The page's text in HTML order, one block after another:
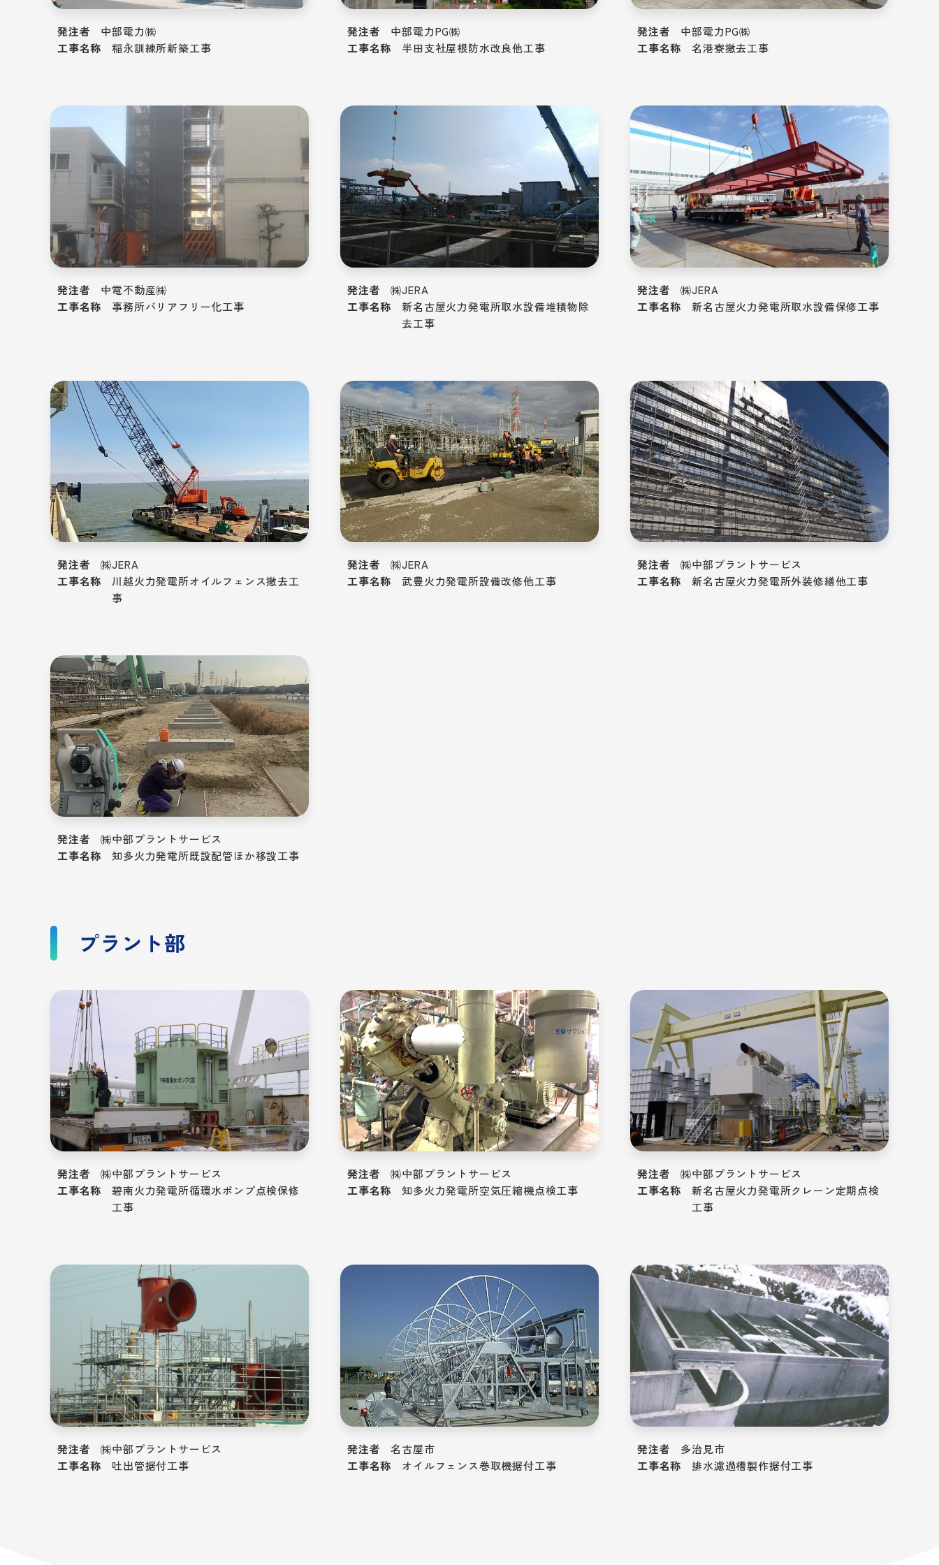
発注者
中部電力㈱
工事名称
稲永訓練所新築工事
発注者
中部電力PG㈱
工事名称
半田支社屋根防水改良他工事
発注者
中部電力PG㈱
工事名称
名港寮撤去工事
発注者
中電不動産㈱
工事名称
事務所バリアフリー化工事
発注者
㈱JERA
工事名称
新名古屋火力発電所取水設備堆積物除
去工事
発注者
㈱JERA
工事名称
新名古屋火力発電所取水設備保修工事
発注者
㈱JERA
工事名称
川越火力発電所オイルフェンス撤去工
事
発注者
㈱JERA
工事名称
武豊火力発電所設備改修他工事
発注者
㈱中部プラントサービス
工事名称
新名古屋火力発電所外装修繕他工事
発注者
㈱中部プラントサービス
工事名称
知多火力発電所既設配管ほか移設工事
プラント部
発注者
㈱中部プラントサービス
工事名称
碧南火力発電所循環水ポンプ点検保修
工事
発注者
㈱中部プラントサービス
工事名称
知多火力発電所空気圧縮機点検工事
発注者
㈱中部プラントサービス
工事名称
新名古屋火力発電所クレーン定期点検
工事
発注者
㈱中部プラントサービス
工事名称
吐出管据付工事
発注者
名古屋市
工事名称
オイルフェンス巻取機据付工事
発注者
多治見市
工事名称
排水濾過槽製作据付工事